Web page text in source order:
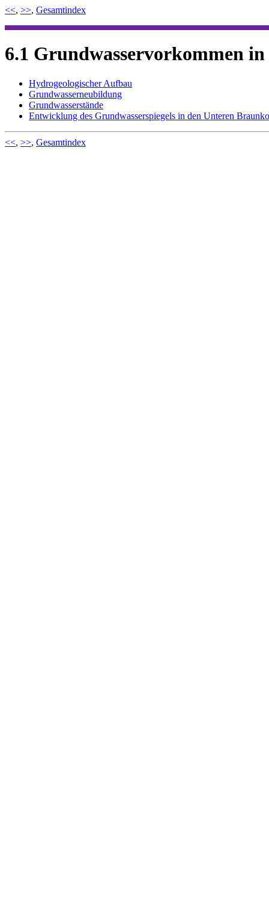
<<, >>, Gesamtindex
6.1 Grundwasservorkommen
Hydrogeologischer Aufbau
Grundwasserneubildung
Grundwasserstände
Entwicklung des Grundwasserspiegels in den Unteren
<<, >>, Gesamtindex